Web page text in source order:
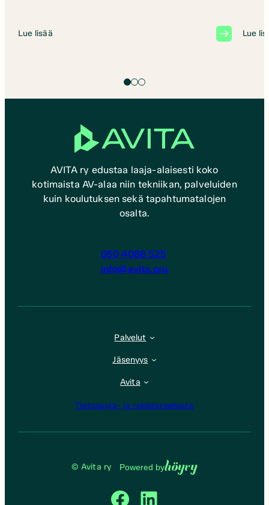
Lue lisää Lue
AVITA ry edustaa laaja-alaisesti koko
kotimaista AV-alaa niin tekniikan, palveluiden
kuin koulutuksen sekä tapahtumatalojen
osalta.
050 4088 525
info@avita.org
Palvelut
Jäsenyys
Avita
Tietosuoja- ja rekisteriseloste
© Avita ry Powered byHöyry
Facebook
LinkedIn